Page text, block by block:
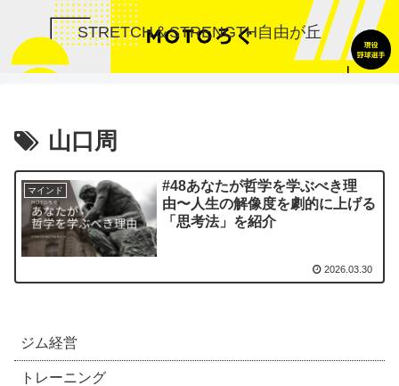
STRETCH＆STRENGTH自由が丘
山口周
マインド
#48あなたが哲学を学ぶべき理
由〜人生の解像度を劇的に上げる
「思考法」を紹介
2026.03.30
ジム経営
トレーニング